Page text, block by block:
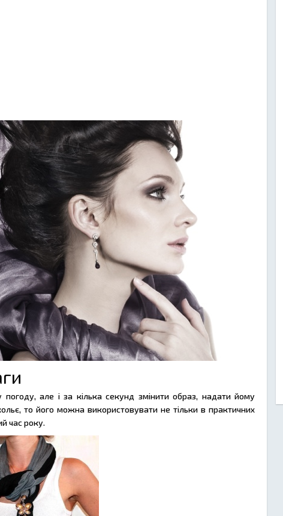
але і за кілька секунд змінити образ, надати йому
то його можна використовувати не тільки в практичних
час року.